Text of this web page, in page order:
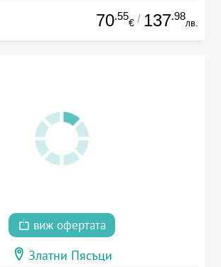
70.55
€ / 137.98
лв.
виж офертата
Златни Пясъци